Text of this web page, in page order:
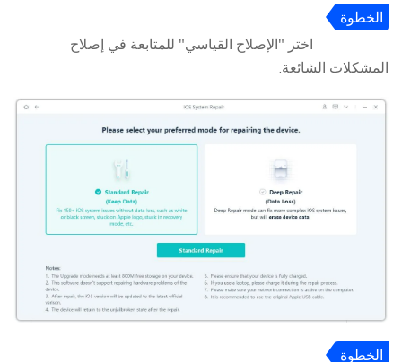
الخطوة
اختر "الإصلاح القياسي" للمتابعة في إصلاح
المشكلات الشائعة.
الخطوة